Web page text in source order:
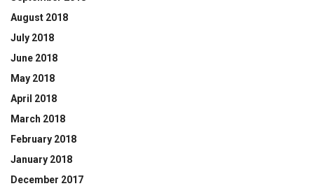
August 2018
July 2018
June 2018
May 2018
April 2018
March 2018
February 2018
January 2018
December 2017